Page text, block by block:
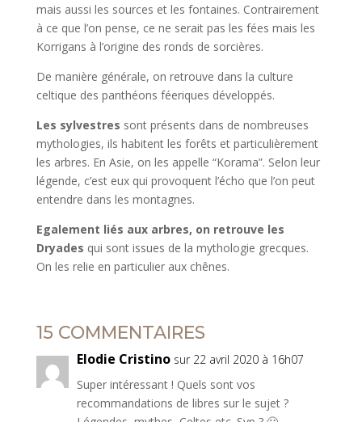
mais aussi les sources et les fontaines. Contrairement
à ce que l’on pense, ce ne serait pas les fées mais les
Korrigans à l’origine des ronds de sorcières.
De manière générale, on retrouve dans la culture
celtique des panthéons féeriques développés.
Les sylvestres sont présents dans de nombreuses
mythologies, ils habitent les forêts et particulièrement
les arbres. En Asie, on les appelle “Korama”. Selon leur
légende, c’est eux qui provoquent l’écho que l’on peut
entendre dans les montagnes.
Egalement liés aux arbres, on retrouve les
Dryades qui sont issues de la mythologie grecques.
On les relie en particulier aux chênes.
15 COMMENTAIRES
Elodie Cristino sur 22 avril 2020 à 16h07
Super intéressant ! Quels sont vos
recommandations de libres sur le sujet ?